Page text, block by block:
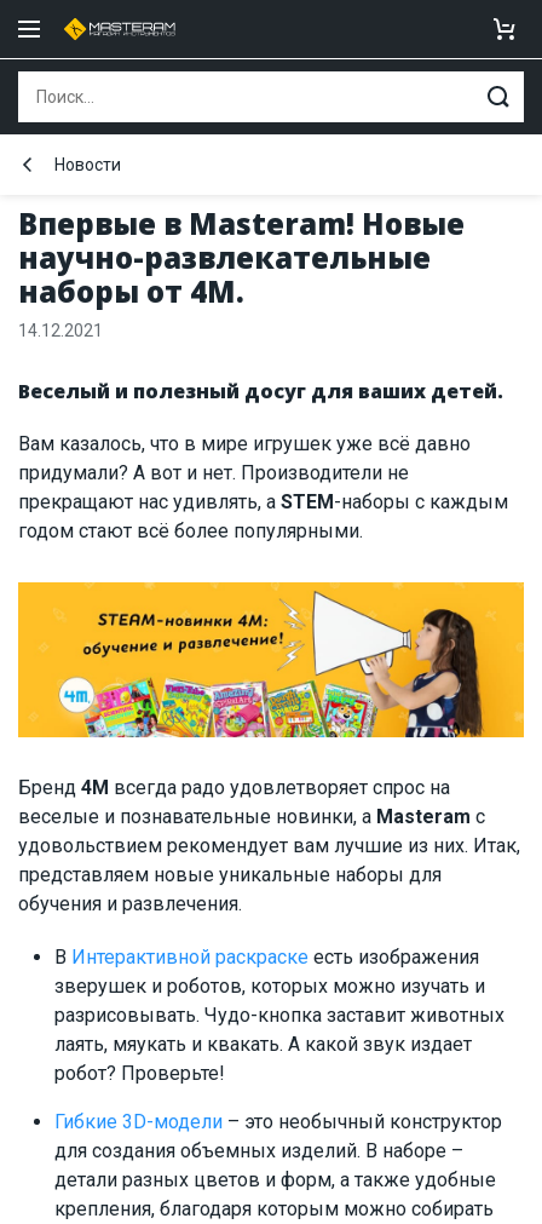
Впервые в Masteram! Новые
научно-развлекательные
наборы от 4М.
Новости
14.12.2021
Веселый и полезный досуг для ваших детей.
Вам казалось, что в мире игрушек уже всё давно
придумали? А вот и нет. Производители не
прекращают нас удивлять, а STEM-наборы с каждым
годом стают всё более популярными.
Бренд 4М всегда радо удовлетворяет спрос на
веселые и познавательные новинки, а Masteram с
удовольствием рекомендует вам лучшие из них. Итак,
представляем новые уникальные наборы для
обучения и развлечения.
В Интерактивной раскраске есть изображения
зверушек и роботов, которых можно изучать и
разрисовывать. Чудо-кнопка заставит животных
лаять, мяукать и квакать. А какой звук издает
робот? Проверьте!
Гибкие 3D-модели – это необычный конструктор
для создания объемных изделий. В наборе –
детали разных цветов и форм, а также удобные
крепления, благодаря которым можно собирать